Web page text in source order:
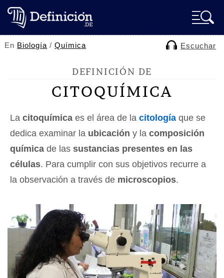
En Biología /Química Escuchar
DEFINICIÓN DE
CITOQUÍMICA
La citoquímica es el área de la citología que se
dedica examinar la ubicación y la composición
química de las sustancias presentes en las
células. Para cumplir con sus objetivos recurre a
la observación a través de microscopios.